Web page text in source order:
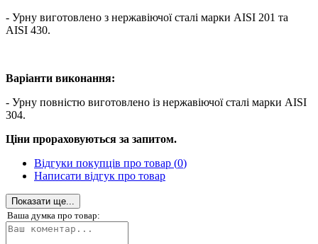
- Урну виготовлено з нержавіючої сталі марки AISI 201 та
AISI 430.
Варіанти виконання:
- Урну повністю виготовлено із нержавіючої сталі марки AISI
304.
Ціни прораховуються за запитом.
Відгуки покупців про товар (0)
Написати відгук про товар
Показати ще...
Ваша думка про товар: